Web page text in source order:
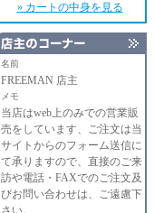
» カートの中身を見る
名前
FREEMAN 店主
メモ
当店はweb上のみでの営業販
売をしています、ご注文は当
サイトからのフォーム送信に
て承りますので、直接のご来
訪や電話・FAXでのご注文及
びお問い合わせは、ご遠慮下
さい。